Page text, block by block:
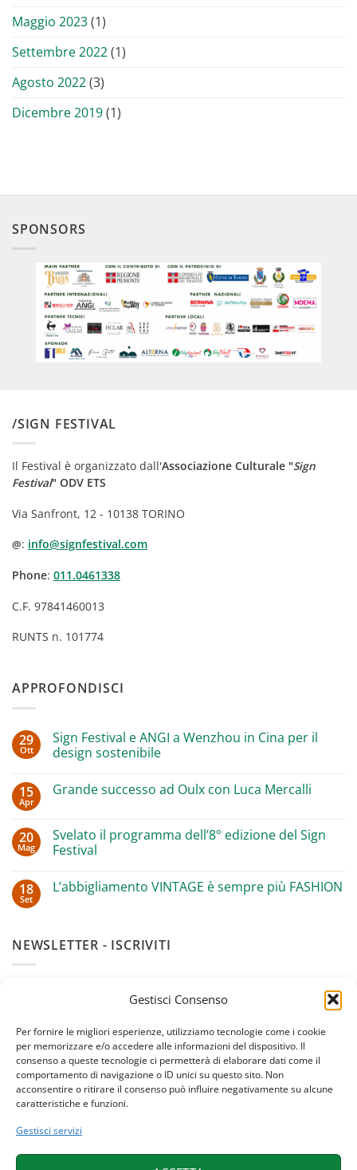
Gestisci Consenso
Per fornire le migliori esperienze, utilizziamo tecnologie come i cookie
per memorizzare e/o accedere alle informazioni del dispositivo. Il
consenso a queste tecnologie ci permetterà di elaborare dati come il
comportamento di navigazione o ID unici su questo sito. Non
acconsentire o ritirare il consenso può influire negativamente su alcune
caratteristiche e funzioni.
Gestisci servizi
Maggio 2023(1)
Settembre 2022(1)
Agosto 2022(3)
Dicembre 2019(1)
SPONSORS
/SIGN FESTIVAL
Il Festival è organizzato dall'Associazione Culturale "Sign
Festival" ODV ETS
Via Sanfront, 12 - 10138 TORINO
@: info@signfestival.com
Phone: 011.0461338
C.F. 97841460013
RUNTS n. 101774
APPROFONDISCI
29
Ott
Sign Festival e ANGI a Wenzhou in Cina per il
design sostenibile
su
ANGI
a
Wenzhou
per
il
15
Apr
Grande successo ad Oulx con Luca Mercalli
Grande
successo
ad
Luca
20
Mag
Svelato il programma dell’8° edizione del Sign
Festival
su
edizione
del
18
Set
L’abbigliamento VINTAGE è sempre più FASHION
VINTAGE
NEWSLETTER - ISCRIVITI
per rimanere
aggiornato sugli appuntamenti, gli approfondimenti e
gli eventi "off" durante l'anno.
Confermo di aver letto e di accettare laPrivacy Policy